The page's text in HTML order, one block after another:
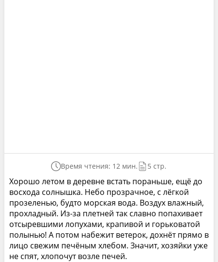
Время чтения: 12 мин. 5 стр.
Хорошо летом в деревне встать пораньше, ещё до
восхода солнышка. Небо прозрачное, с лёгкой
прозеленью, будто морская вода. Воздух влажный,
прохладный. Из-за плетней так славно попахивает
отсыревшими лопухами, крапивой и горьковатой
полынью! А потом набежит ветерок, дохнёт прямо в
лицо свежим печёным хлебом. Значит, хозяйки уже
не спят, хлопочут возле печей.